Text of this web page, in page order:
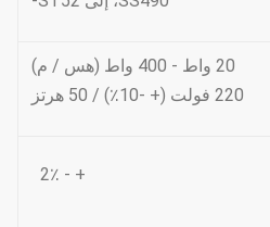
20 واط - 400 واط (هس / م)
220 فولت (+ -10٪) / 50 هرتز
+ - 2٪